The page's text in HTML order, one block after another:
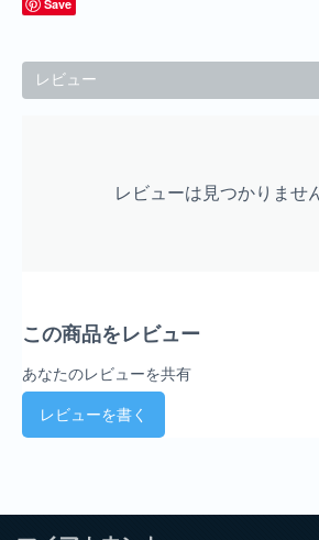
Save
レビュー
レビューは見つかりませ
この商品をレビュー
あなたのレビューを共有
レビューを書く